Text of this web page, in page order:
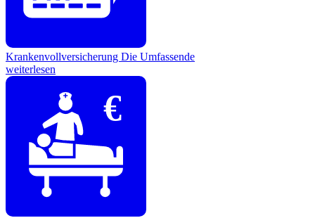
Krankenvollversicherung Die Umfassende
weiterlesen
€